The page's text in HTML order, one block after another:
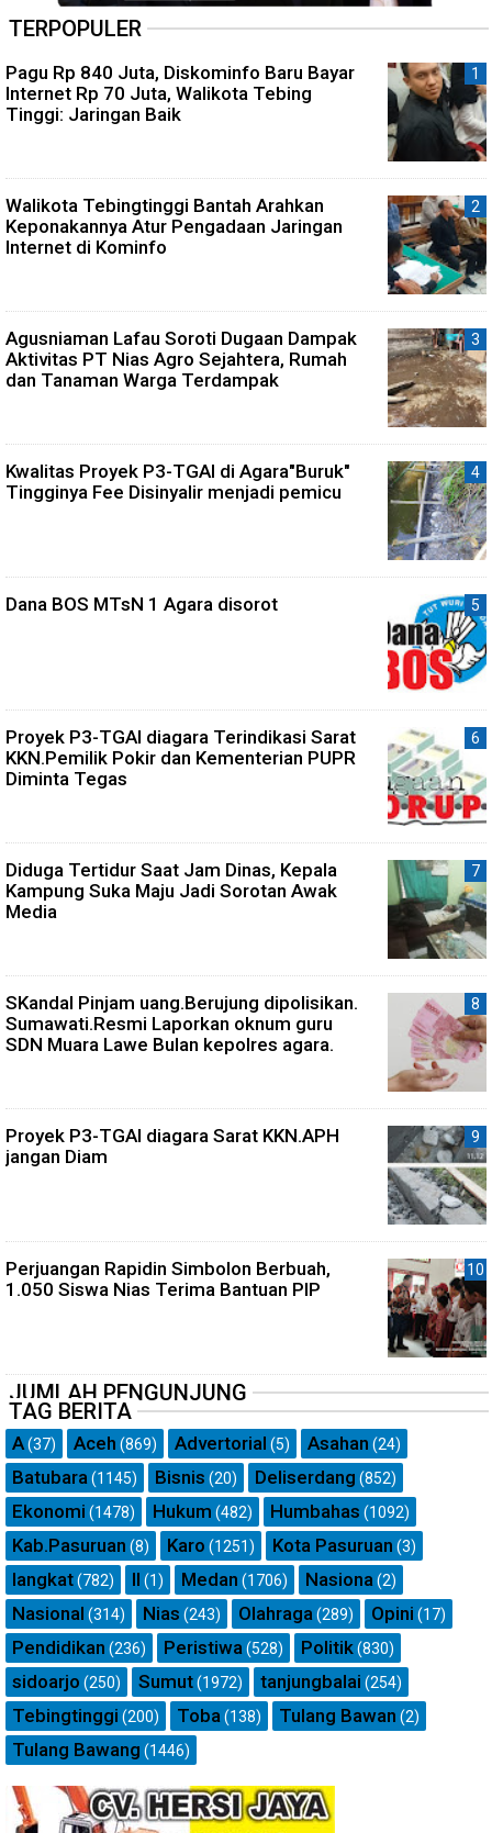
TERPOPULER
Pagu Rp 840 Juta, Diskominfo Baru Bayar
Internet Rp 70 Juta, Walikota Tebing
Tinggi: Jaringan Baik
Walikota Tebingtinggi Bantah Arahkan
Keponakannya Atur Pengadaan Jaringan
Internet di Kominfo
Agusniaman Lafau Soroti Dugaan Dampak
Aktivitas PT Nias Agro Sejahtera, Rumah
dan Tanaman Warga Terdampak
Kwalitas Proyek P3-TGAI di Agara"Buruk"
Tingginya Fee Disinyalir menjadi pemicu
Dana BOS MTsN 1 Agara disorot
Proyek P3-TGAI diagara Terindikasi Sarat
KKN.Pemilik Pokir dan Kementerian PUPR
Diminta Tegas
Diduga Tertidur Saat Jam Dinas, Kepala
Kampung Suka Maju Jadi Sorotan Awak
Media
SKandal Pinjam uang.Berujung dipolisikan.
Sumawati.Resmi Laporkan oknum guru
SDN Muara Lawe Bulan kepolres agara.
Proyek P3-TGAI diagara Sarat KKN.APH
jangan Diam
Perjuangan Rapidin Simbolon Berbuah,
1.050 Siswa Nias Terima Bantuan PIP
JUMLAH PENGUNJUNG
TAG BERITA
A(37) Aceh (869) Advertorial (5) Asahan (24)
Batubara (1145) Bisnis (20) Deliserdang (852)
Ekonomi (1478) Hukum (482) Humbahas (1092)
Kab.Pasuruan (8) Karo (1251) Kota Pasuruan (3)
langkat(782) ll (1) Medan (1706) Nasiona (2)
Nasional (314) Nias (243) Olahraga (289) Opini (17)
Pendidikan (236) Peristiwa (528) Politik(830)
sidoarjo (250) Sumut(1972) tanjungbalai (254)
Tebingtinggi (200) Toba (138) Tulang Bawan (2)
Tulang Bawang (1446)